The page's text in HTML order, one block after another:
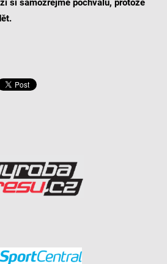
si samozřejmě pochvalu, protože